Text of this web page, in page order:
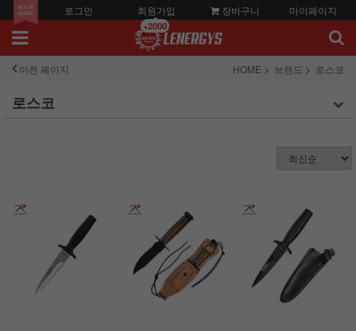
로그인 회원가입
+2000
장바구니 마이페이지
이전 페이지 HOME 브랜드 로스코
로스코